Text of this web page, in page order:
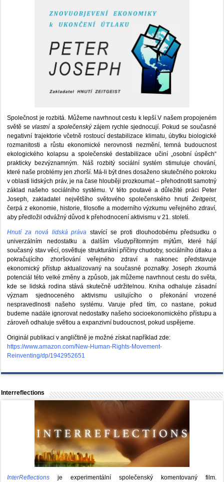
Společnost je rozbitá. Můžeme navrhnout cestu k lepší.V našem propojeném
světě sevlastní a společenskýzájem rychle sjednocují. Pokud se současné
negativní trajektorie včetně rostoucí destabilizace klimatu, úbytku biologické
rozmanitosti a růstu ekonomické nerovnosti nezmění, temná budoucnost
ekologického kolapsu a společenské destabilizace učiní „osobní úspěch“
prakticky bezvýznamným. Náš rozbitý sociální systém stimuluje chování,
které naše problémy jen zhorší. Má-li být dnes dosaženo skutečného pokroku
v oblasti lidských práv, je na čase hlouběji prozkoumat – přehodnotit samotný
základ našeho sociálního systému. V této poutavé a důležité práci Peter
Joseph, zakladatel největšího světového společenského hnutíZeitgeist,
čerpá z ekonomie, historie, filosofie a moderního výzkumu veřejného zdraví,
aby předložil odvážný důvod k přehodnocení aktivismu v 21. století.
Hnutí za nová lidská práva stavící se proti dlouhodobému předsudku o
univerzálním nedostatku a dalším všudypřítomným mýtům, které hájí
současný stav věcí, osvětluje strukturální příčiny chudoby, sociálního útlaku a
pokračujícího zhoršování veřejného zdraví a nakonec představuje
ekonomický přístup aktualizovaný na současné poznatky. Joseph zkoumá
potenciál této velké změny a způsob, jak můžeme navrhnout cestu do světa,
kde se lidská rodina stává skutečně udržitelnou. Kniha odhaluje zásadní
význam sjednoceného aktivismu usilujícího o překonání vrozené
nespravedlnosti našeho systému. Varuje před tím, co nastane, pokud
budeme nadále ignorovat nedostatky našeho socioekonomického přístupu a
zároveň odhaluje světlou a expanzivní budoucnost, pokud uspějeme.
Originál publikaci v angličtině je možné získat například zde:
https://www.amazon.com/New-Human-Rights-Movement-
Reinventing/dp/1942952651
Interreflections
InterReflections je experimentální společenský komentovaný film.